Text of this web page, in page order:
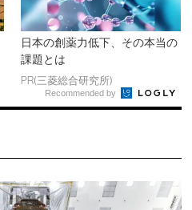
日本の創薬力低下、その本当の
課題とは
PR(三菱総合研究所)
Recommended by